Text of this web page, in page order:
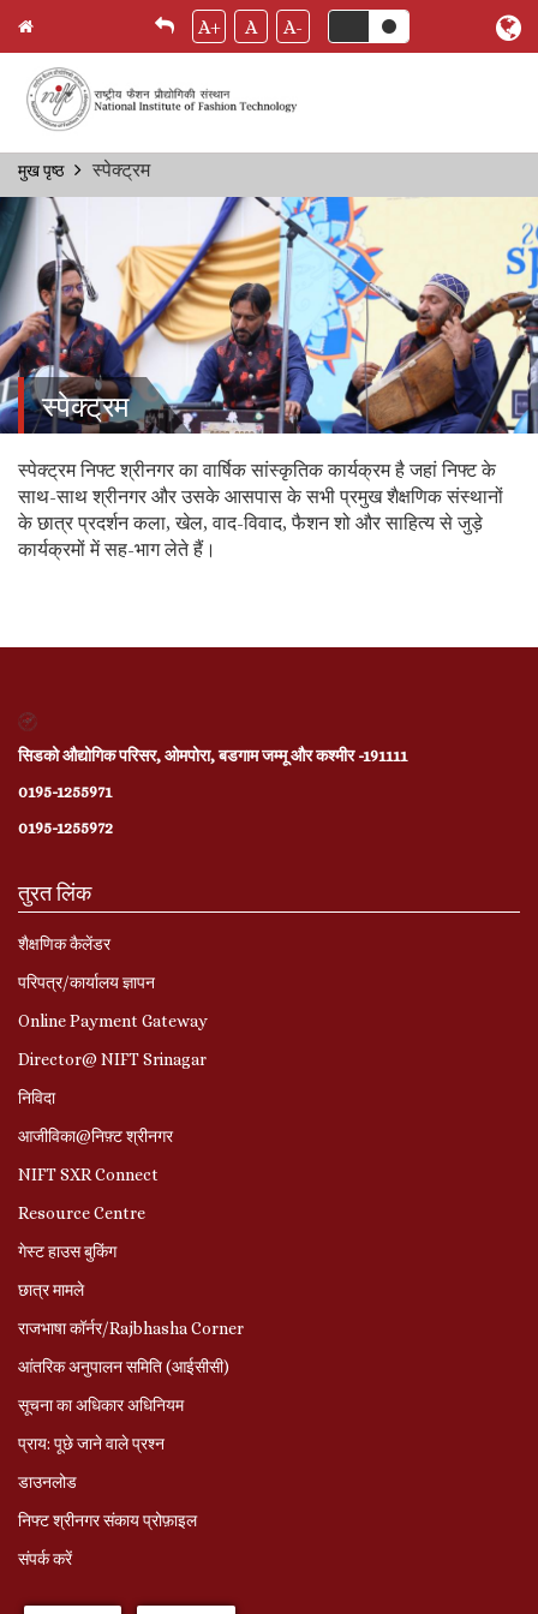
Skip
main
content
A+ A A-
Breadcrumb
मुख पृष्ठ स्पेक्ट्रम
स्पेक्ट्रम
स्पेक्ट्रम निफ्ट श्रीनगर का वार्षिक सांस्कृतिक कार्यक्रम है जहां निफ्ट के
साथ-साथ श्रीनगर और उसके आसपास के सभी प्रमुख शैक्षणिक संस्थानों
के छात्र प्रदर्शन कला, खेल, वाद-विवाद, फैशन शो और साहित्य से जुड़े
कार्यक्रमों में सह-भाग लेते हैं।
सिडको औद्योगिक परिसर, ओमपोरा, बडगाम जम्मू और कश्मीर -191111
0195-1255971
0195-1255972
तुरत लिंक
शैक्षणिक कैलेंडर
परिपत्र/कार्यालय ज्ञापन
Online Payment Gateway
Director@ NIFT Srinagar
निविदा
आजीविका@निफ़्ट श्रीनगर
NIFT SXR Connect
Resource Centre
गेस्ट हाउस बुकिंग
छात्र मामले
राजभाषा कॉर्नर/Rajbhasha Corner
आंतरिक अनुपालन समिति (आईसीसी)
सूचना का अधिकार अधिनियम
प्राय: पूछे जाने वाले प्रश्‍न
डाउनलोड
निफ्ट श्रीनगर संकाय प्रोफ़ाइल
संपर्क करें